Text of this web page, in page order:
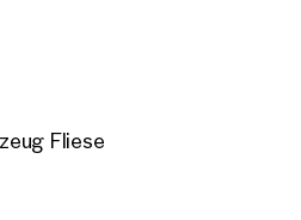
Fliese